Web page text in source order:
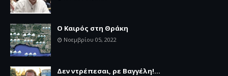
Ο Καιρός στη Θράκη
Νοεμβρίου 05, 2022
Δεν ντρέπεσαι, ρε Βαγγέλη!...